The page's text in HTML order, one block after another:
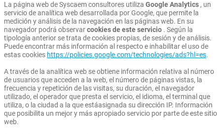
La página web de Syscaem consultores utiliza Google Analytics , un
servicio de analítica web desarrollada por Google, que permite la
medición y análisis de la navegación en las páginas web. En su
navegador podrá observarcookies de este servicio . Según la
tipología anterior se trata de cookies propias, de sesión y de análisis.
Puede encontrar más información al respecto e inhabilitar el uso de
estas cookies https://policies.google.com/technologies/ads?hl=es.
A través de la analítica web se obtiene información relativa al número
de usuarios que acceden a la web, el número de páginas vistas, la
frecuencia y repetición de las visitas, su duración, el navegador
utilizado, el operador que presta el servicio, el idioma, el terminal que
utiliza, o la ciudad a la que estáasignada su dirección IP. Información
que posibilita un mejor y más apropiado servicio por parte de este sitio
web.